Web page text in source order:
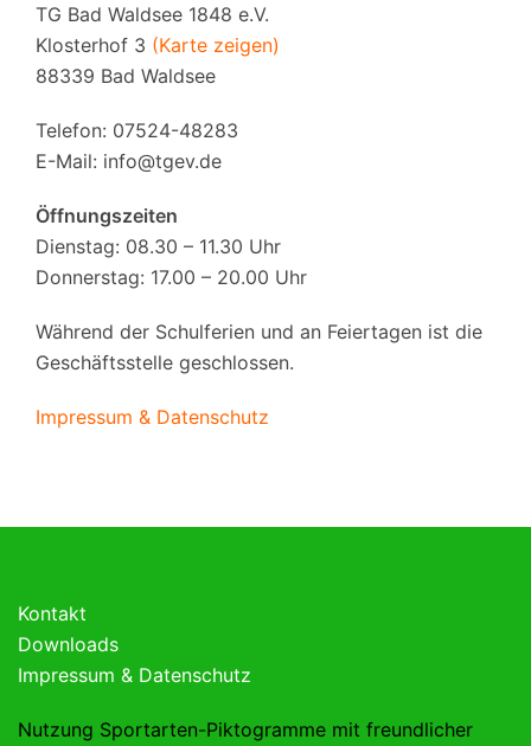
TG Bad Waldsee 1848 e.V.
Klosterhof 3 (Karte zeigen)
88339 Bad Waldsee
Telefon: 07524-48283
E-Mail: info@tgev.de
Öffnungszeiten
Dienstag: 08.30 – 11.30 Uhr
Donnerstag: 17.00 – 20.00 Uhr
Während der Schulferien und an Feiertagen ist die
Geschäftsstelle geschlossen.
Impressum & Datenschutz
Kontakt
Downloads
Impressum & Datenschutz
Nutzung Sportarten-Piktogramme mit freundlicher